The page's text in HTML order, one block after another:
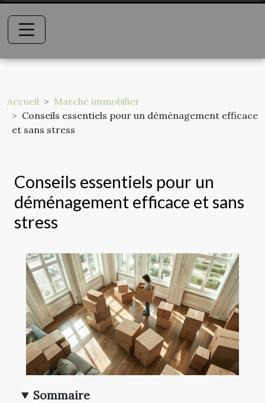
Accueil
Marché immobilier
Conseils essentiels pour un déménagement efficace
et sans stress
Conseils essentiels pour un
déménagement efficace et sans
stress
Sommaire